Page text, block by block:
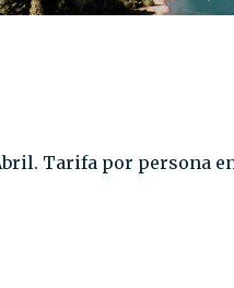
Tarifa por persona